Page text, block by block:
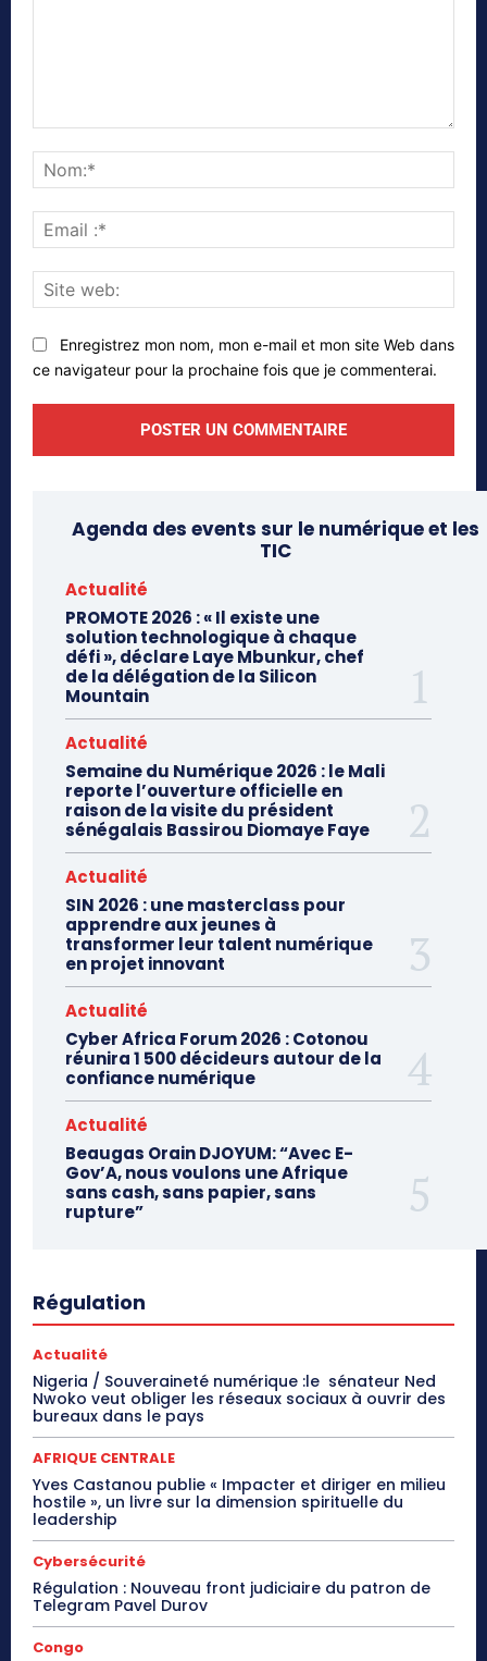
:*
web:
Enregistrez mon nom, mon e-mail et mon site Web dans
ce navigateur pour la prochaine fois que je commenterai.
Agenda des events sur le numérique et les
TIC
Actualité
PROMOTE 2026 : « Il existe une
solution technologique à chaque
défi », déclare Laye Mbunkur, chef
de la délégation de la Silicon
Mountain
Actualité
Semaine du Numérique 2026 : le Mali
reporte l’ouverture officielle en
raison de la visite du président
sénégalais Bassirou Diomaye Faye
Actualité
SIN 2026 : une masterclass pour
apprendre aux jeunes à
transformer leur talent numérique
en projet innovant
Actualité
Cyber Africa Forum 2026 : Cotonou
réunira 1 500 décideurs autour de la
confiance numérique
Actualité
Beaugas Orain DJOYUM: “Avec E-
Gov’A, nous voulons une Afrique
sans cash, sans papier, sans
rupture”
Régulation
Actualité
Nigeria / Souveraineté numérique :le sénateur Ned
Nwoko veut obliger les réseaux sociaux à ouvrir des
bureaux dans le pays
AFRIQUE CENTRALE
Yves Castanou publie « Impacter et diriger en milieu
hostile », un livre sur la dimension spirituelle du
leadership
Cybersécurité
Régulation : Nouveau front judiciaire du patron de
Telegram Pavel Durov
Congo